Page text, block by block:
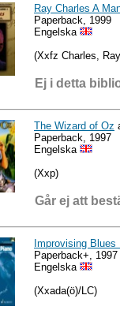
Ray Charles A
Paperback, 1999
Engelska
(Xxfz Charles,
Ej i detta
The Wizard of Oz
Paperback, 1997
Engelska
(Xxp)
Går ej att
Improvising Blues
Paperback+, 1997
Engelska
(Xxada(ö)/LC)